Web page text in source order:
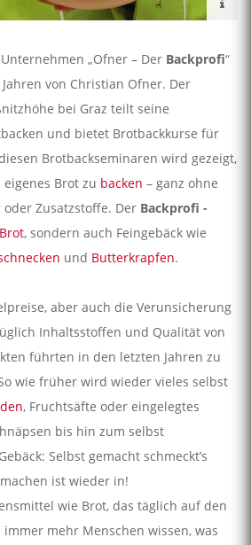
„Ofner – Der Backprofi“
von Christian Ofner. Der
bei Graz teilt seine
und bietet Brotbackkurse für
Brotbackseminaren wird gezeigt,
Brot zu backen – ganz ohne
oder Zusatzstoffe. Der Backprofi -
Brot, sondern auch Feingebäck wie
und Butterkrapfen.
aber auch die Verunsicherung
Inhaltsstoffen und Qualität von
führten in den letzten Jahren zu
wie früher wird wieder vieles selbst
, Fruchtsäfte oder eingelegtes
bis hin zum selbst
Selbst gemacht schmeckt’s
ist wieder in!
wie Brot, das täglich auf den
mehr Menschen wissen, was